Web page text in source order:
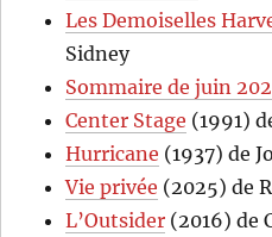
Les Demoiselles
Sidney
Sommaire de juin
Center Stage (1991)
Hurricane (1937) de
Vie privée (2025) de
L’Outsider (2016) de